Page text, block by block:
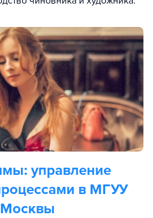
управление
в МГУУ
Москвы